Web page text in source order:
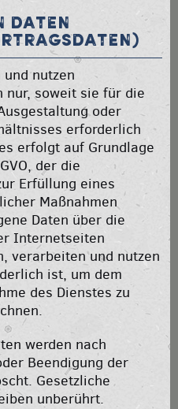
Daten
nutzen
nur, soweit sie für die
oder
erforderlich
erfolgt auf Grundlage
der die
Erfüllung eines
Maßnahmen
Daten über die
Internetseiten
verarbeiten und nutzen
ist, um dem
des Dienstes zu
werden nach
Beendigung der
Gesetzliche
unberührt.